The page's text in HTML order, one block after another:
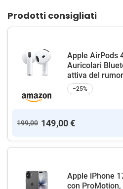
Prodotti consigliati
Apple AirPods
Auricolari
attiva del
−25%
199,00 149,00 €
Apple iPhone
con